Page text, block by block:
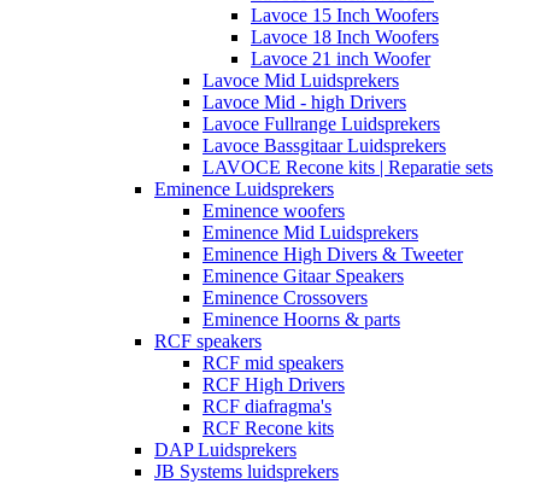
Lavoce 15 Inch Woofers
Lavoce 18 Inch Woofers
Lavoce 21 inch Woofer
Lavoce Mid Luidsprekers
Lavoce Mid - high Drivers
Lavoce Fullrange Luidsprekers
Lavoce Bassgitaar Luidsprekers
LAVOCE Recone kits | Reparatie sets
Eminence Luidsprekers
Eminence woofers
Eminence Mid Luidsprekers
Eminence High Divers & Tweeter
Eminence Gitaar Speakers
Eminence Crossovers
Eminence Hoorns & parts
RCF speakers
RCF mid speakers
RCF High Drivers
RCF diafragma's
RCF Recone kits
DAP Luidsprekers
JB Systems luidsprekers